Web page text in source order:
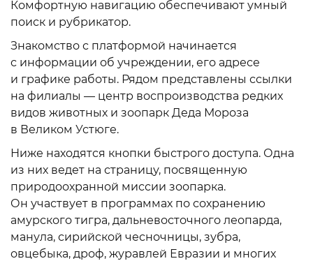
Комфортную навигацию обеспечивают умный
поиск и рубрикатор.
Знакомство с платформой начинается
с информации об учреждении, его адресе
и графике работы. Рядом представлены ссылки
на филиалы — центр воспроизводства редких
видов животных и зоопарк Деда Мороза
в Великом Устюге.
Ниже находятся кнопки быстрого доступа. Одна
из них ведет на страницу, посвященную
природоохранной миссии зоопарка.
Он участвует в программах по сохранению
амурского тигра, дальневосточного леопарда,
манула, сирийской чесночницы, зубра,
овцебыка, дроф, журавлей Евразии и многих